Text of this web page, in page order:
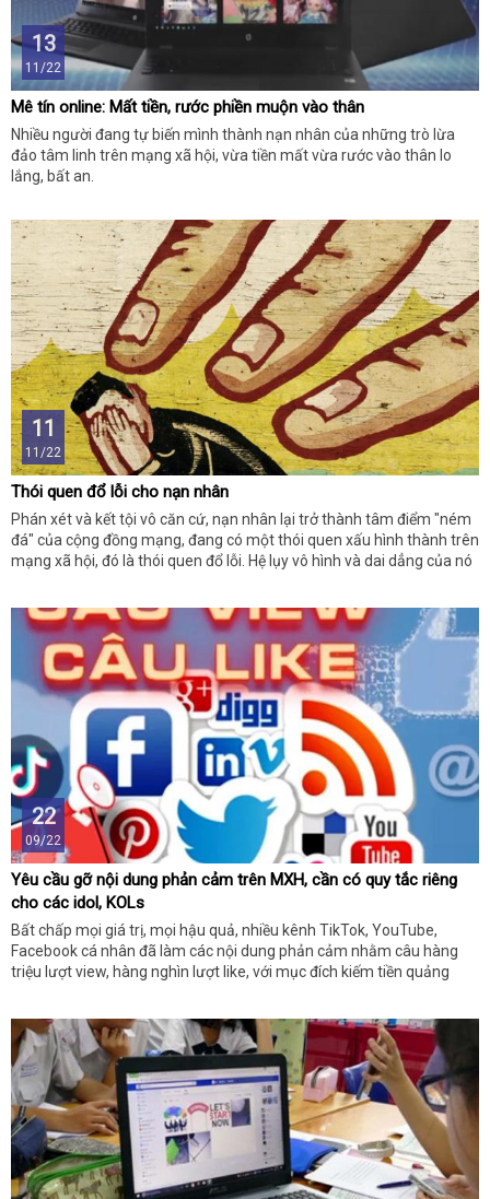
13
11/22
Mê tín online: Mất tiền, rước phiền muộn vào thân
Nhiều người đang tự biến mình thành nạn nhân của những trò lừa
đảo tâm linh trên mạng xã hội, vừa tiền mất vừa rước vào thân lo
lắng, bất an.
11
11/22
Thói quen đổ lỗi cho nạn nhân
Phán xét và kết tội vô căn cứ, nạn nhân lại trở thành tâm điểm "ném
đá" của cộng đồng mạng, đang có một thói quen xấu hình thành trên
mạng xã hội, đó là thói quen đổ lỗi. Hệ lụy vô hình và dai dẳng của nó
22
09/22
Yêu cầu gỡ nội dung phản cảm trên MXH, cần có quy tắc riêng
cho các idol, KOLs
Bất chấp mọi giá trị, mọi hậu quả, nhiều kênh TikTok, YouTube,
Facebook cá nhân đã làm các nội dung phản cảm nhằm câu hàng
triệu lượt view, hàng nghìn lượt like, với mục đích kiếm tiền quảng